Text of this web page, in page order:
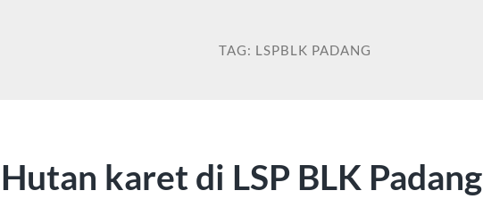
TAG: LSPBLK PADANG
Hutan karet di LSP BLK Padang